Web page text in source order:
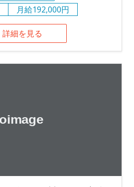
月給192,000円
詳細を見る